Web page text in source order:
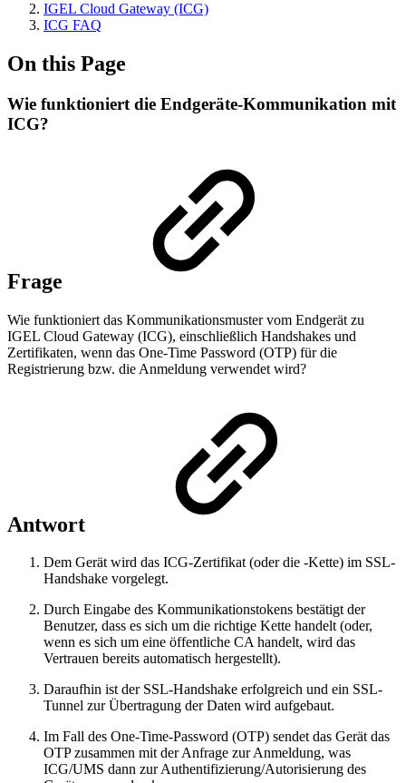
IGEL Cloud Gateway (ICG)
ICG FAQ
On this Page
Wie funktioniert die Endgeräte-Kommunikation mit
ICG?
Frage
Wie funktioniert das Kommunikationsmuster vom Endgerät zu
IGEL Cloud Gateway (ICG), einschließlich Handshakes und
Zertifikaten, wenn das One-Time Password (OTP) für die
Registrierung bzw. die Anmeldung verwendet wird?
Antwort
Dem Gerät wird das ICG-Zertifikat (oder die -Kette) im SSL-
Handshake vorgelegt.
Durch Eingabe des Kommunikationstokens bestätigt der
Benutzer, dass es sich um die richtige Kette handelt (oder,
wenn es sich um eine öffentliche CA handelt, wird das
Vertrauen bereits automatisch hergestellt).
Daraufhin ist der SSL-Handshake erfolgreich und ein SSL-
Tunnel zur Übertragung der Daten wird aufgebaut.
Im Fall des One-Time-Password (OTP) sendet das Gerät das
OTP zusammen mit der Anfrage zur Anmeldung, was
ICG/UMS dann zur Authentifizierung/Autorisierung des